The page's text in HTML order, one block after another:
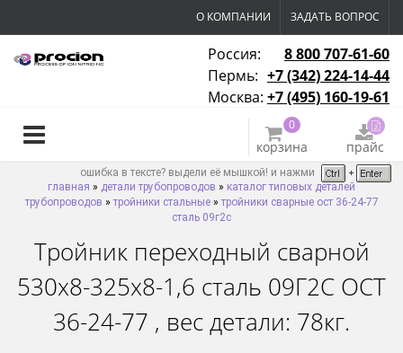
О КОМПАНИИ ЗАДАТЬ ВОПРОС
Россия:
8 800 707-61-60
Пермь: +7 (342) 224-14-44
Москва: +7 (495) 160-19-61
0
корзина прайс
ошибка в тексте? выдели её мышкой! и нажми
главная » детали трубопроводов » каталог типовых деталей
трубопроводов » тройники стальные» тройники сварные ост 36-24-77
сталь 09г2с
Тройник переходный сварной
530х8-325х8-1,6 сталь 09Г2С ОСТ
36-24-77 , вес детали: 78кг.